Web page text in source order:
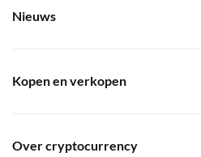
Nieuws
Kopen en verkopen
Over cryptocurrency